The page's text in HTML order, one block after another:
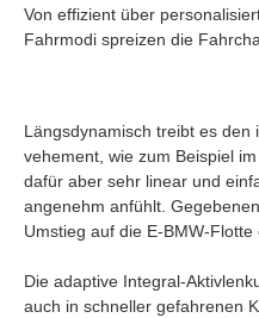
Von effizient über
Fahrmodi spreizen die
Längsdynamisch treibt es den
vehement, wie zum Beispiel
dafür aber sehr linear und
angenehm anfühlt.
Umstieg auf die E-BMW-
Die adaptive Integral-
auch in schneller gefahrenen